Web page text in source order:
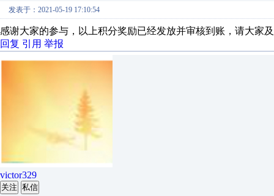
发表于：2021-05-19 17:10:54
感谢大家的参与，以上积分奖励已经发放并审核到账，请大家
回复 引用 举报
victor329
关注 私信